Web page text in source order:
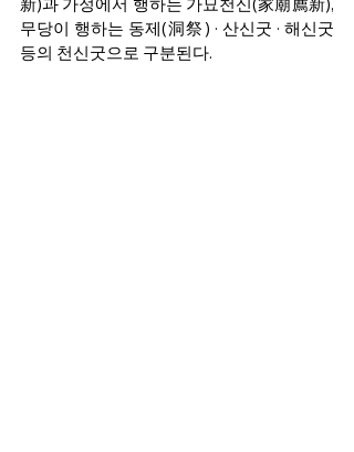
무당이 행하는 동제(洞祭) · 산신굿 · 해신굿
등의 천신굿으로 구분된다.